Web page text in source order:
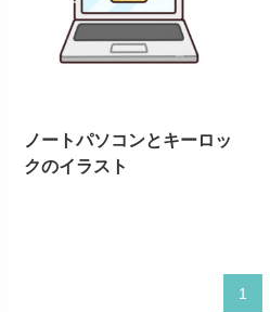
ノートパソコンとキーロッ
クのイラスト
1